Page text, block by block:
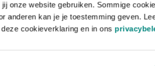
onze website gebruiken. Sommige
anderen kan je je toestemming geven.
cookieverklaring en in ons